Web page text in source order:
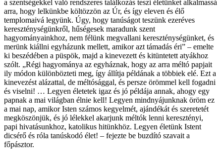
a szentségekkel való rendszeres találkozás teszi életünket alkalmassá
arra, hogy lelkünkbe költözzön az Úr, és így eleven és élő
templomaivá legyünk. Úgy, hogy tanúságot teszünk ezeréves
kereszténységünkről, hűségesek maradunk szent
hagyományainkhoz, nem félünk megvallani kereszténységünket, és
merünk kiállni egyházunk mellett, amikor azt támadás éri” – emelte
ki beszédében a püspök, majd a kinevezett és kitüntetett atyákhoz
szólt. „Régi hagyománya az egyháznak, hogy az arra méltó papjait
ily módon különbözteti meg, így állítja példának a többiek elé. Ezt a
kinevezést alázattal, de méltósággal, és persze örömmel kell fogadni
és viselni! … Legyen életetek igaz és jó példája annak, ahogy egy
papnak a mai világban élnie kell! Legyen mindnyájunknak öröm ez
a mai nap, amikor Isten számos kegyelmét, ajándékát és szeretetét
megköszönjük, és jó lélekkel akarjunk méltók lenni keresztényi,
papi hivatásunkhoz, katolikus hitünkhöz. Legyen életünk Istent
dicsérő és róla tanúskodó élet! – fejezte be buzdító szavait a
főpásztor.